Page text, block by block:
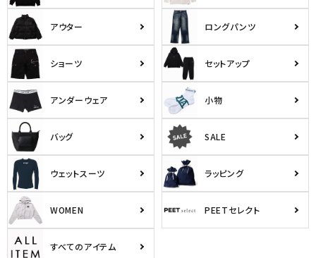
アウター ロングパンツ
ショーツ セットアップ
アンダーウェア 小物
バッグ SALE
ウェットスーツ ラッピング
WOMEN PEETセレクト
すべてのアイテム